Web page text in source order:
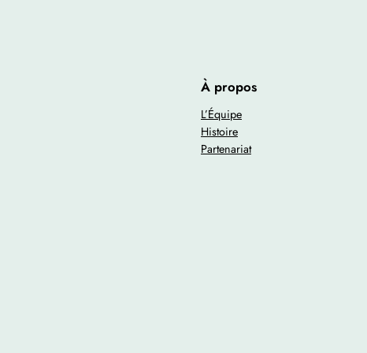
À propos
L’Équipe
Histoire
Partenariat